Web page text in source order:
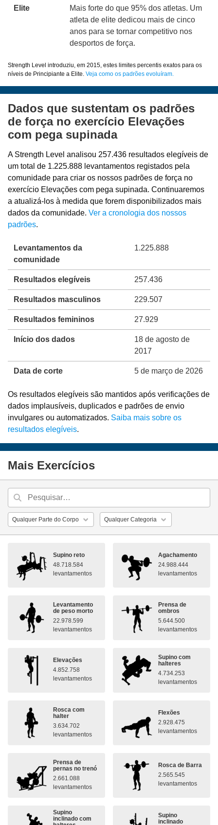
Elite
Mais forte do que 95% dos atletas. Um
atleta de elite dedicou mais de cinco
anos para se tornar competitivo nos
desportos de força.
Strength Level introduziu, em 2015, estes limites percentis exatos para os
níveis de Principiante a Elite. Veja como os padrões evoluíram.
Dados que sustentam os padrões
de força no exercício Elevações
com pega supinada
A Strength Level analisou 257.436 resultados elegíveis de
um total de 1.225.888 levantamentos registados pela
comunidade para criar os nossos padrões de força no
exercício Elevações com pega supinada. Continuaremos
a atualizá-los à medida que forem disponibilizados mais
dados da comunidade. Ver a cronologia dos nossos
padrões.
Levantamentos da
comunidade
1.225.888
Resultados elegíveis 257.436
Resultados masculinos 229.507
Resultados femininos 27.929
Início dos dados
18 de agosto de
2017
Data de corte 5 de março de 2026
Os resultados elegíveis são mantidos após verificações de
dados implausíveis, duplicados e padrões de envio
invulgares ou automatizados. Saiba mais sobre os
resultados elegíveis.
Mais Exercícios
Supino reto
48.718.584
levantamentos
Agachamento
24.988.444
levantamentos
Levantamento
de peso morto
22.978.599
levantamentos
Prensa de
ombros
5.644.500
levantamentos
Elevações
4.852.758
levantamentos
Supino com
halteres
4.734.253
levantamentos
Rosca com
halter
3.634.702
levantamentos
Flexões
2.928.475
levantamentos
Prensa de
pernas no trenó
2.661.088
levantamentos
Rosca de Barra
2.565.545
levantamentos
Supino
inclinado com
Supino
inclinado